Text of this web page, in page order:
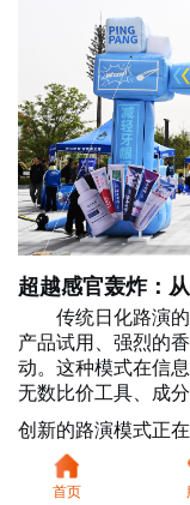
超越感官轰炸：
传统日化路演
产品试用、强烈的
动。这种模式在信
无数比价工具、成
创新的路演模式正
地试用产品，而是
首页